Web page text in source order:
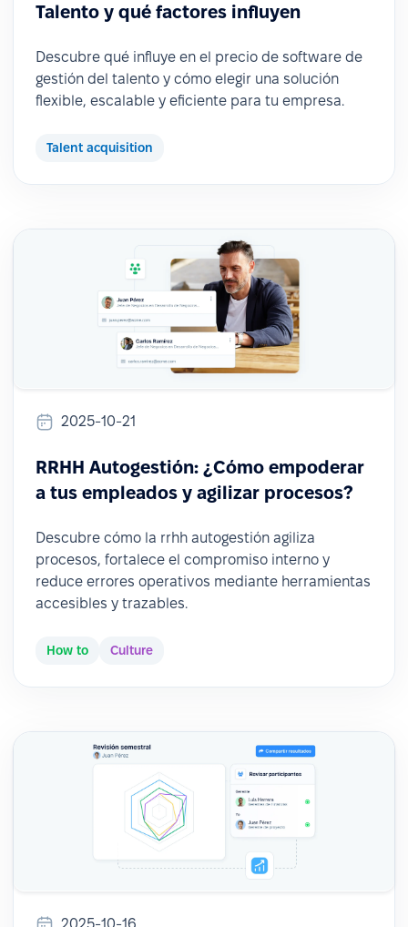
Talento y qué factores influyen
Descubre qué influye en el precio de software de
gestión del talento y cómo elegir una solución
flexible, escalable y eficiente para tu empresa.
Talent acquisition
2025-10-21
RRHH Autogestión: ¿Cómo empoderar
a tus empleados y agilizar procesos?
Descubre cómo la rrhh autogestión agiliza
procesos, fortalece el compromiso interno y
reduce errores operativos mediante herramientas
accesibles y trazables.
How to Culture
2025-10-16